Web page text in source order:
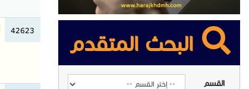
البحث المتقدم
القسم
42623